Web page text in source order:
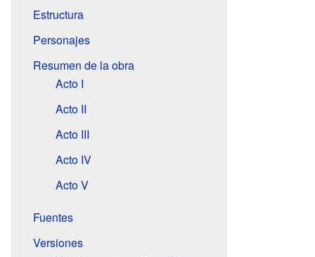
Estructura
Personajes
Resumen de la obra
Acto I
Acto II
Acto III
Acto IV
Acto V
Fuentes
Versiones